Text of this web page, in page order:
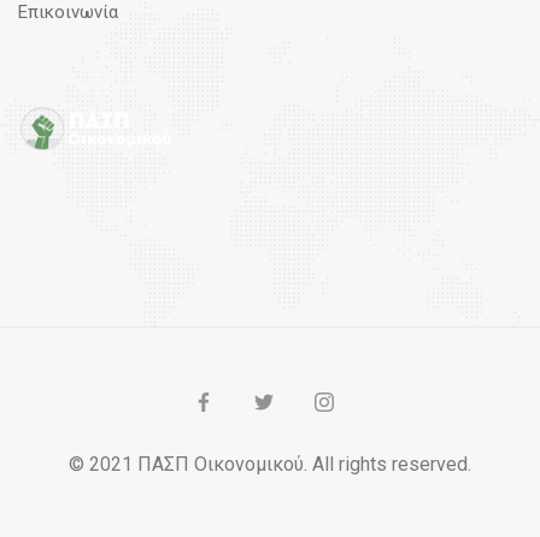
Επικοινωνία
© 2021 ΠΑΣΠ Οικονομικού. All rights reserved.